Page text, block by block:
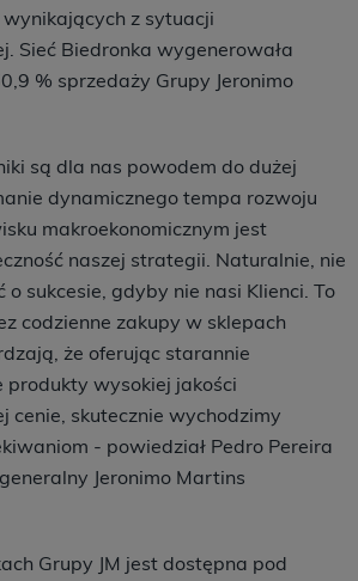
z sytuacji
Sieć Biedronka wygenerowała
% sprzedaży Grupy Jeronimo
są dla nas powodem do dużej
dynamicznego tempa rozwoju
makroekonomicznym jest
naszej strategii. Naturalnie, nie
sukcesie, gdyby nie nasi Klienci. To
codzienne zakupy w sklepach
że oferując starannie
produkty wysokiej jakości
cenie, skutecznie wychodzimy
- powiedział Pedro Pereira
Jeronimo Martins
Grupy JM jest dostępna pod